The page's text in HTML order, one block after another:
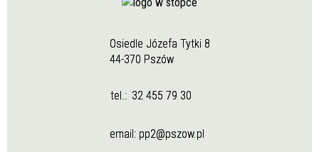
Osiedle Józefa Tytki 8
44-370 Pszów
tel.: 32 455 79 30
email: pp2@pszow.pl